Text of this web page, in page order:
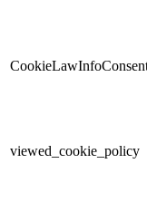
viewed_cookie_policy